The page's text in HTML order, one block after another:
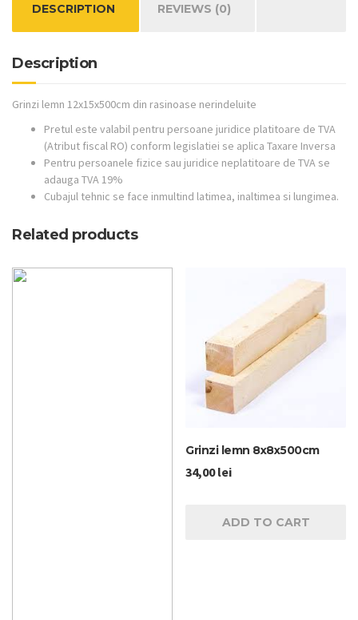
DESCRIPTION REVIEWS (0)
Description
Grinzi lemn 12x15x500cm din rasinoase nerindeluite
Pretul este valabil pentru persoane juridice platitoare de TVA
(Atribut fiscal RO) conform legislatiei se aplica Taxare Inversa
Pentru persoanele fizice sau juridice neplatitoare de TVA se
adauga TVA 19%
Cubajul tehnic se face inmultind latimea, inaltimea si lungimea.
Related products
Grinzi lemn 8x8x500cm
34,00lei
ADD TO CART